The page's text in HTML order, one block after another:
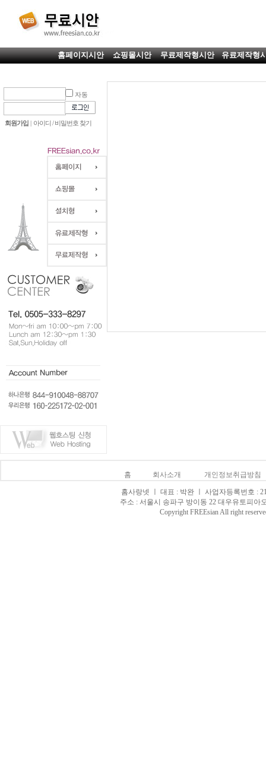
홈페이지시안 쇼핑몰시안 무료제작형시안 유료제작형
자동
회원가입 | 아이디 / 비밀번호 찾기
홈 회사소개 개인정보취급방침
홈사랑넷 ㅣ 대표 : 박완 ㅣ 사업자등록번호 :
주소 : 서울시 송파구 방이동 22 대우유토피아
Copyright FREEsian All right